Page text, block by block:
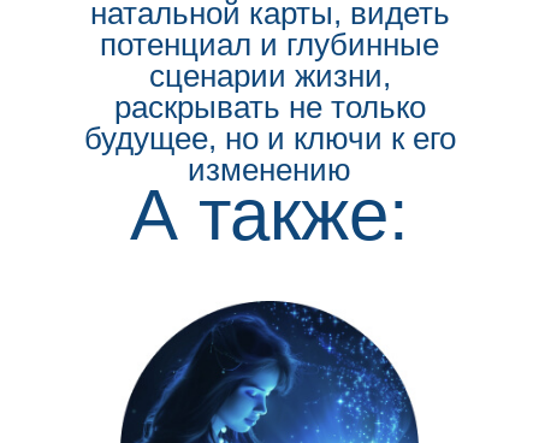
натальной карты, видеть
потенциал и глубинные
сценарии жизни,
раскрывать не только
будущее, но и ключи к его
изменению
А также: